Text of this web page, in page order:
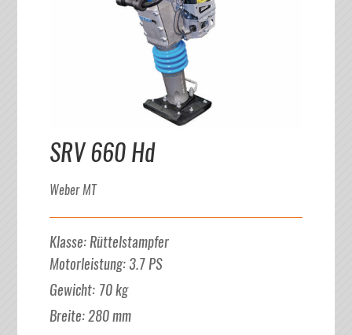
SRV 660 Hd
Weber MT
Klasse: Rüttelstampfer
Motorleistung:3.7PS
Gewicht: 70kg
Breite:280mm